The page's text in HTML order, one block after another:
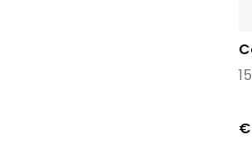
€